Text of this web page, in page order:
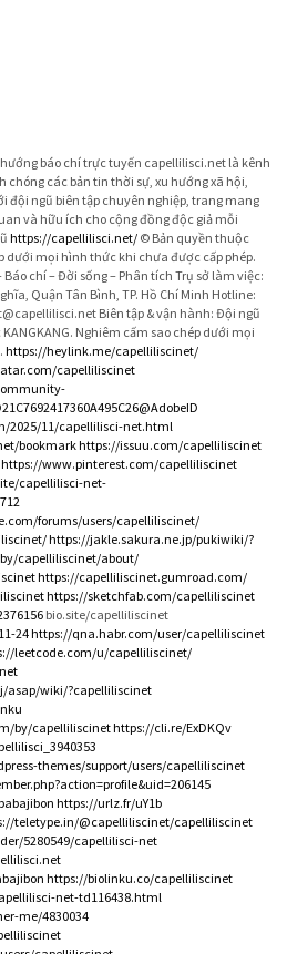
báo chí trực tuyến capellilisci.net là kênh
các bản tin thời sự, xu hướng xã hội,
đội ngũ biên tập chuyên nghiệp, trang mang
và hữu ích cho cộng đồng độc giả mỗi
https://capellilisci.net/ © Bản quyền thuộc
dưới mọi hình thức khi chưa được cấp phép.
chí – Đời sống – Phân tích Trụ sở làm việc:
Quận Tân Bình, TP. Hồ Chí Minh Hotline:
Biên tập & vận hành: Đội ngũ
Nghiêm cấm sao chép dưới mọi
https://heylink.me/capelliliscinet/
capelliliscinet
2025/11/capellilisci-net.html
bookmarkhttps://issuu.com/capelliliscinet
https://www.pinterest.com/capelliliscinet
capellilisci-net-
forums/users/capelliliscinet/
https://jakle.sakura.ne.jp/pukiwiki/?
capelliliscinet/about/
https://capelliliscinet.gumroad.com/
https://sketchfab.com/capelliliscinet
bio.site/capelliliscinet
24https://qna.habr.com/user/capelliliscinet
leetcode.com/u/capelliliscinet/
asap/wiki/?capelliliscinet
by/capelliliscinethttps://cli.re/ExDKQv
themes/support/users/capelliliscinet
https://urlz.fr/uY1b
teletype.in/@capelliliscinet/capelliliscinet
5280549/capellilisci-net
https://biolinku.co/capelliliscinet
net-td116438.html
me/4830034